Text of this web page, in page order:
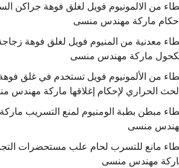
من الالمونيوم فويل لغلق فوهة جراكن
ماركة مهندس منسى
معدنية من المنيوم فويل لغلق فوهة
ماركة مهندس منسى
من الألمونيوم فويل تستخدم في غلق فوهة
الحراري لإحكام إغلاقها ماركة مهندس
مبطن بطبة الومنيوم لمنع التسريب ماركة
منسى
مانع للتسرب لحام علب مستحضرات
مهندس منسى